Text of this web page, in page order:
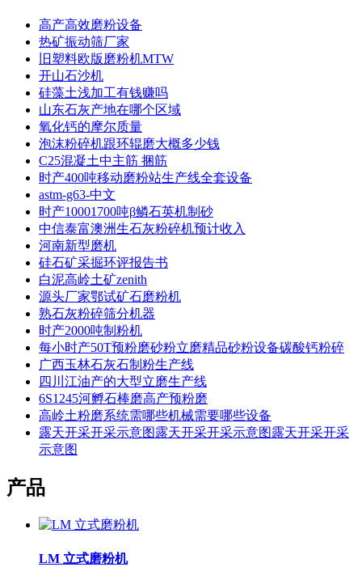
高产高效磨粉设备
热矿振动筛厂家
旧塑料欧版磨粉机MTW
开山石沙机
硅藻土浅加工有钱赚吗
山东石灰产地在哪个区域
氧化钙的摩尔质量
泡沫粉碎机跟环辊磨大概多少钱
C25混凝土中主筋 捆筋
时产400吨移动磨粉站生产线全套设备
astm-g63-中文
时产10001700吨β鳞石英机制砂
中信泰富澳洲生石灰粉碎机预计收入
河南新型磨机
硅石矿采掘环评报告书
白泥高岭土矿zenith
源头厂家鄂试矿石磨粉机
熟石灰粉碎筛分机器
时产2000吨制粉机
每小时产50T预粉磨砂粉立磨精品砂粉设备碳酸钙粉碎
广西玉林石灰石制粉生产线
四川江油产的大型立磨生产线
6S1245河孵石棒磨高产预粉磨
高岭土粉磨系统需哪些机械需要哪些设备
露天开采开采示意图露天开采开采示意图露天开采开采
示意图
产品
LM 立式磨粉机